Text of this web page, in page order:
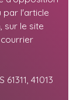
par l'article
sur le site
41013